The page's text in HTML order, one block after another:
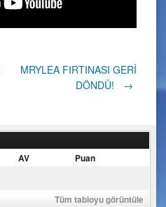
MRYLEA FIRTINASI GERİ
DÖNDÜ!
→
AV Puan
Tüm tabloyu görüntüle